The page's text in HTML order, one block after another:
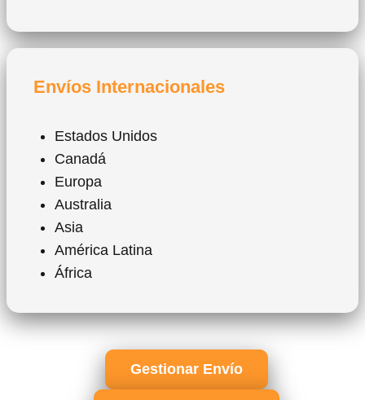
Envíos Internacionales
Estados Unidos
Canadá
Europa
Australia
Asia
América Latina
África
Gestionar Envío